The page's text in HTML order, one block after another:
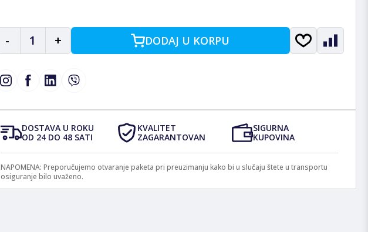
- 1 + DODAJ U KORPU
DOSTAVA U ROKU
OD 24 DO 48 SATI
KVALITET
ZAGARANTOVAN
SIGURNA
KUPOVINA
NAPOMENA: Preporučujemo otvaranje paketa pri preuzimanju kako bi u slučaju štete u transportu
osiguranje bilo uvaženo.